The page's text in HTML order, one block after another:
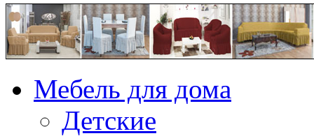
Мебель для дома
Детские